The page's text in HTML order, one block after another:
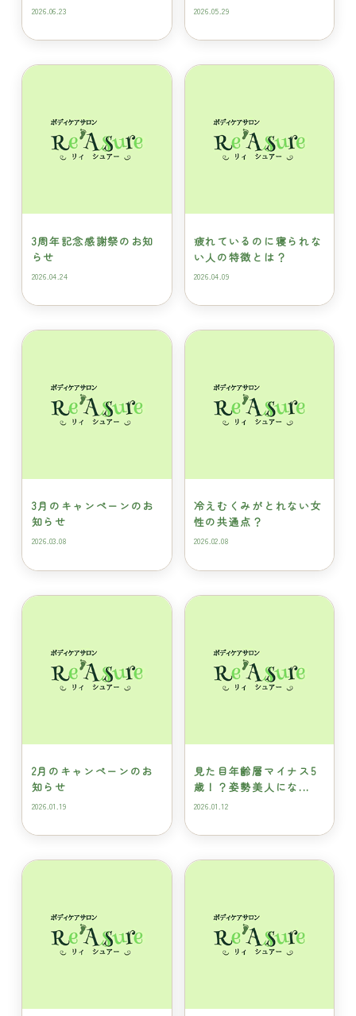
2026.06.23 2026.05.29
3周年記念感謝祭のお知
らせ
2026.04.24
疲れているのに寝られな
い人の特徴とは？
2026.04.09
3月のキャンペーンのお
知らせ
2026.03.08
冷えむくみがとれない女
性の共通点？
2026.02.08
2月のキャンペーンのお
知らせ
2026.01.19
見た目年齢層マイナス5
歳！？姿勢美人にな...
2026.01.12